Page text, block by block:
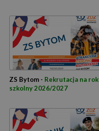
ZS Bytom - Rekrutacja na rok
szkolny 2026/2027